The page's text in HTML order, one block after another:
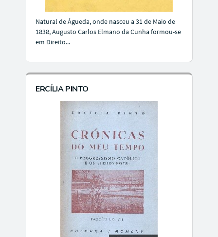
Natural de Águeda, onde nasceu a 31 de Maio de
1838, Augusto Carlos Elmano da Cunha formou-se
em Direito...
ERCÍLIA PINTO